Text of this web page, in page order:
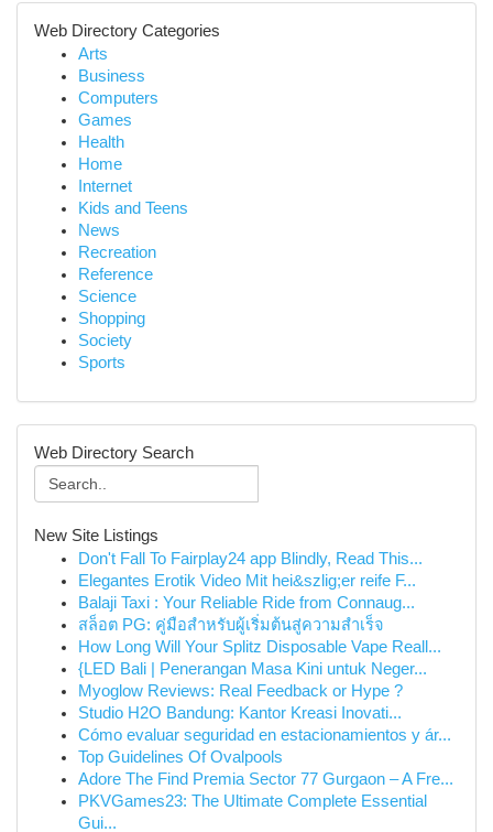
Web Directory Categories
Arts
Business
Computers
Games
Health
Home
Internet
Kids and Teens
News
Recreation
Reference
Science
Shopping
Society
Sports
Web Directory Search
New Site Listings
Don't Fall To Fairplay24 app Blindly, Read This...
Elegantes Erotik Video Mit hei&szlig;er reife F...
Balaji Taxi : Your Reliable Ride from Connaug...
สล็อต PG: คู่มือสำหรับผู้เริ่มต้นสู่ความสำเร็จ
How Long Will Your Splitz Disposable Vape Reall...
{LED Bali | Penerangan Masa Kini untuk Neger...
Myoglow Reviews: Real Feedback or Hype ?
Studio H2O Bandung: Kantor Kreasi Inovati...
Cómo evaluar seguridad en estacionamientos y ár...
Top Guidelines Of Ovalpools
Adore The Find Premia Sector 77 Gurgaon – A Fre...
PKVGames23: The Ultimate Complete Essential
Gui...